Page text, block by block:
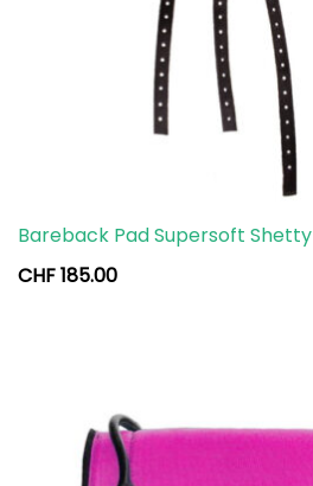
Bareback Pad Supersoft Shetty
CHF185.00